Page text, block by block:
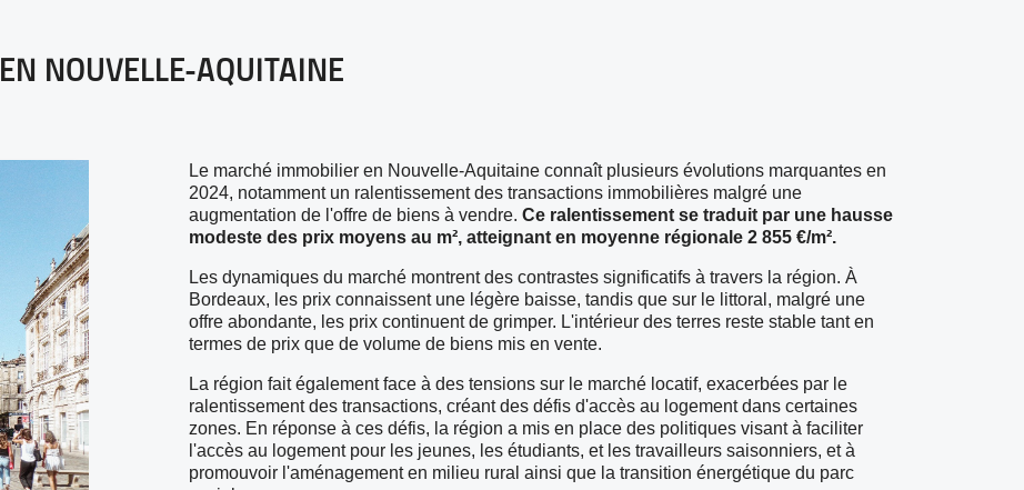
EN NOUVELLE-AQUITAINE
Le marché immobilier en Nouvelle-Aquitaine connaît plusieurs évolutions marquantes en
2024, notamment un ralentissement des transactions immobilières malgré une
augmentation de l'offre de biens à vendre. Ce ralentissement se traduit par une hausse
modeste des prix moyens au m², atteignant en moyenne régionale 2 855 €/m².
Les dynamiques du marché montrent des contrastes significatifs à travers la région. À
Bordeaux, les prix connaissent une légère baisse, tandis que sur le littoral, malgré une
offre abondante, les prix continuent de grimper. L'intérieur des terres reste stable tant en
termes de prix que de volume de biens mis en vente.
La région fait également face à des tensions sur le marché locatif, exacerbées par le
ralentissement des transactions, créant des défis d'accès au logement dans certaines
zones. En réponse à ces défis, la région a mis en place des politiques visant à faciliter
l'accès au logement pour les jeunes, les étudiants, et les travailleurs saisonniers, et à
promouvoir l'aménagement en milieu rural ainsi que la transition énergétique du parc